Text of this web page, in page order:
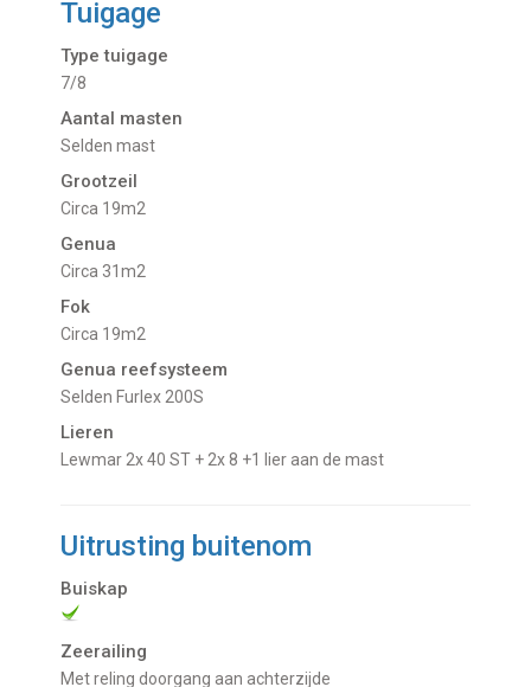
Tuigage
Type tuigage
7/8
Aantal masten
Selden mast
Grootzeil
Circa 19m2
Genua
Circa 31m2
Fok
Circa 19m2
Genua reefsysteem
Selden Furlex 200S
Lieren
Lewmar 2x 40 ST + 2x 8 +1 lier aan de mast
Uitrusting buitenom
Buiskap
Zeerailing
met reling doorgang aan achterzijde